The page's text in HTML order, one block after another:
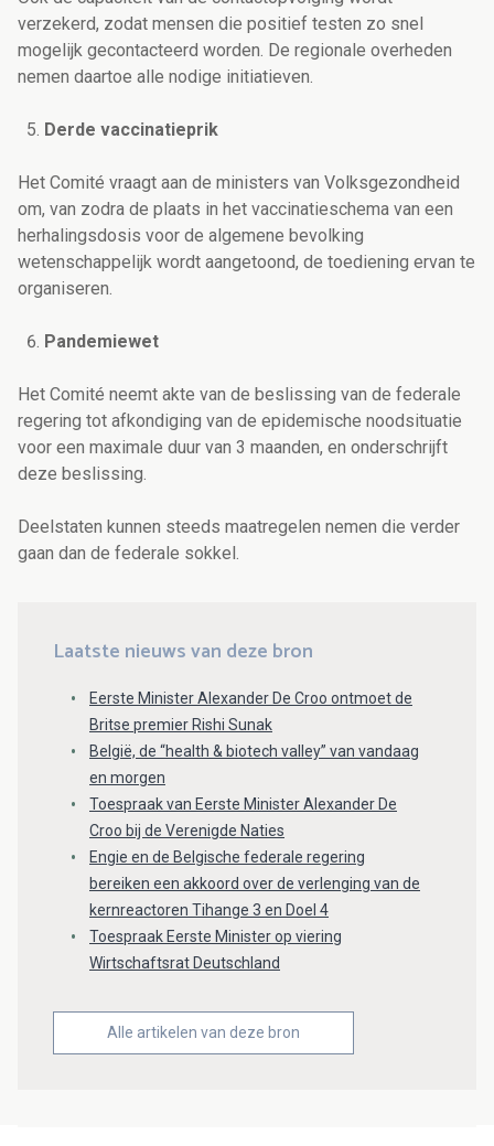
verzekerd, zodat mensen die positief testen zo snel
mogelijk gecontacteerd worden. De regionale overheden
nemen daartoe alle nodige initiatieven.
Derde vaccinatieprik
Het Comité vraagt aan de ministers van Volksgezondheid
om, van zodra de plaats in het vaccinatieschema van een
herhalingsdosis voor de algemene bevolking
wetenschappelijk wordt aangetoond, de toediening ervan te
organiseren.
Pandemiewet
Het Comité neemt akte van de beslissing van de federale
regering tot afkondiging van de epidemische noodsituatie
voor een maximale duur van 3 maanden, en onderschrijft
deze beslissing.
Deelstaten kunnen steeds maatregelen nemen die verder
gaan dan de federale sokkel.
Laatste nieuws van deze bron
Eerste Minister Alexander De Croo ontmoet de
Britse premier Rishi Sunak
België, de “health & biotech valley” van vandaag
en morgen
Toespraak van Eerste Minister Alexander De
Croo bij de Verenigde Naties
Engie en de Belgische federale regering
bereiken een akkoord over de verlenging van de
kernreactoren Tihange 3 en Doel 4
Toespraak Eerste Minister op viering
Wirtschaftsrat Deutschland
Alle artikelen van deze bron